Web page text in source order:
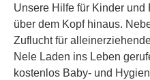
Unsere Hilfe für Kinder
über dem Kopf hinaus.
Zuflucht für
Nele Laden ins Leben
kostenlos Baby- und